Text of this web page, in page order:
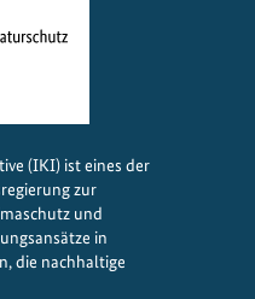
(IKI) ist eines der
zur
und
in
die nachhaltige